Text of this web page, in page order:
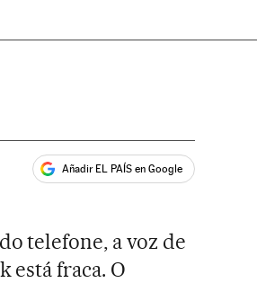
Añadir EL PAÍS en Google
telefone, a voz de
está fraca. O